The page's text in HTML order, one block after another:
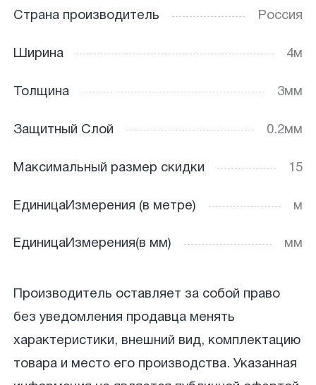
Страна производитель Россия
Ширина 4м
Толщина 3мм
Защитный Слой 0.2мм
Максимальный размер скидки 15
ЕдиницаИзмерения (в метре) м
ЕдиницаИзмерения(в мм) мм
Производитель оставляет за собой право
без уведомления продавца менять
характеристики, внешний вид, комплектацию
товара и место его производства. Указанная